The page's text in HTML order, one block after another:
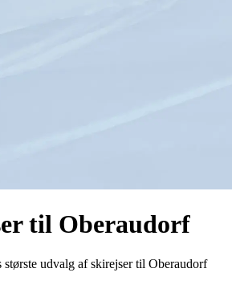
til Oberaudorf
største udvalg af skirejser til Oberaudorf